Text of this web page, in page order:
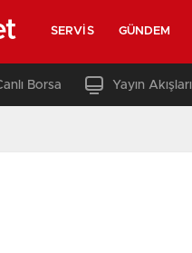
SERVIS GÜNDEM
Borsa Yayın Akışları